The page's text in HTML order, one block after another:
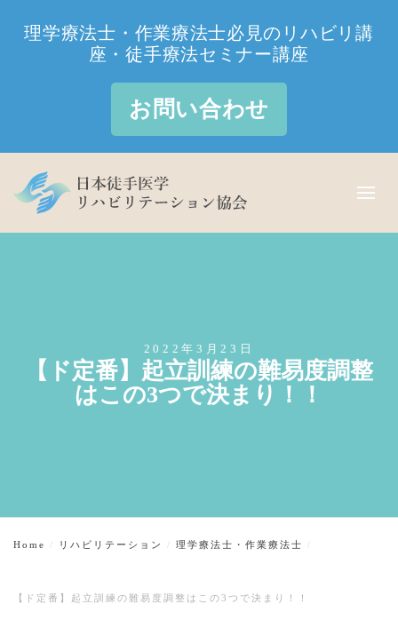
理学療法士・作業療法士必見のリハビリ講
座・徒手療法セミナー講座
お問い合わせ
2022年3月23日
【ド定番】起立訓練の難易度調整
はこの3つで決まり！！
Home リハビリテーション 理学療法士・作業療法士
【ド定番】起立訓練の難易度調整はこの3つで決まり！！